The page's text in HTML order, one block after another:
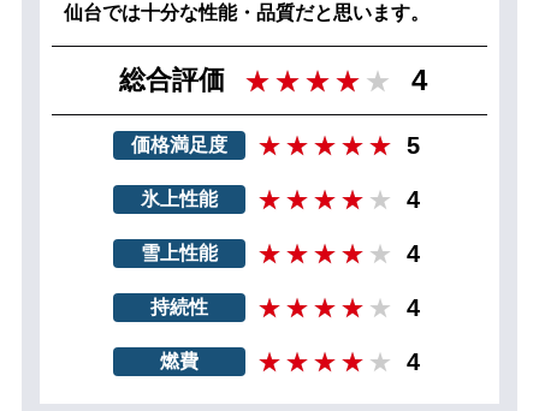
仙台では十分な性能・品質だと思います。
総合評価 4
価格満足度 5
氷上性能 4
雪上性能 4
持続性 4
燃費 4